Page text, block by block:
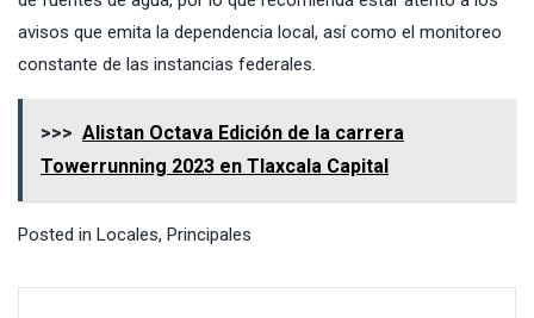
avisos que emita la dependencia local, así como el monitoreo
constante de las instancias federales.
>>> Alistan Octava Edición de la carrera
Towerrunning 2023 en Tlaxcala Capital
Posted in Locales, Principales